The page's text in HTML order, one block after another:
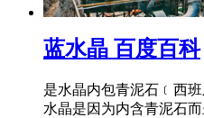
蓝水晶 百度百科
是水晶内包青泥石﹝西
水晶是因为内含青泥石